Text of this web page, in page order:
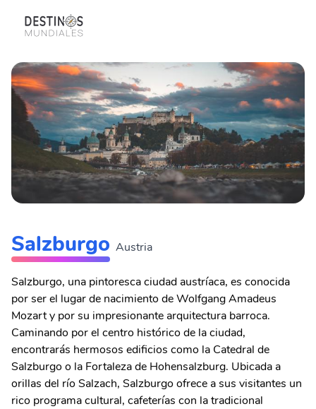
Salzburgo Austria
Salzburgo, una pintoresca ciudad austríaca, es conocida
por ser el lugar de nacimiento de Wolfgang Amadeus
Mozart y por su impresionante arquitectura barroca.
Caminando por el centro histórico de la ciudad,
encontrarás hermosos edificios como la Catedral de
Salzburgo o la Fortaleza de Hohensalzburg. Ubicada a
orillas del río Salzach, Salzburgo ofrece a sus visitantes un
rico programa cultural, cafeterías con la tradicional